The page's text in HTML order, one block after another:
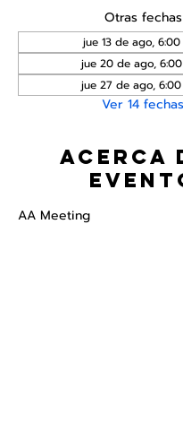
Otras fechas
jue 13 de ago, 6:00
jue 20 de ago, 6:00
jue 27 de ago, 6:00
Ver 14 fechas
Acerca
AA Meeting